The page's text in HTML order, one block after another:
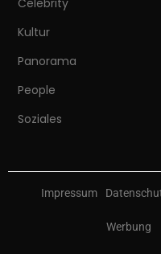
Kultur
Panorama
People
Soziales
Impressum
Werbung